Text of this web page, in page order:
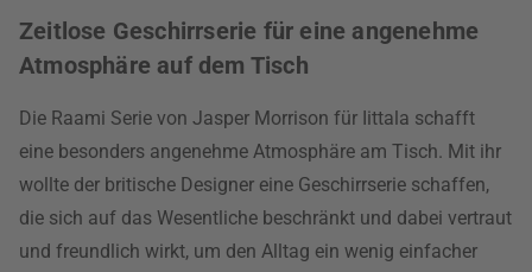
Zeitlose Geschirrserie für eine angenehme
Atmosphäre auf dem Tisch
Die Raami Serie von Jasper Morrison für Iittala schafft
eine besonders angenehme Atmosphäre am Tisch. Mit ihr
wollte der britische Designer eine Geschirrserie schaffen,
die sich auf das Wesentliche beschränkt und dabei vertraut
und freundlich wirkt, um den Alltag ein wenig einfacher